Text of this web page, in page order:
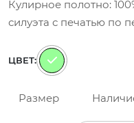
Кулирное полотно:
силуэта с печатью по
ЦВЕТ:
Размер